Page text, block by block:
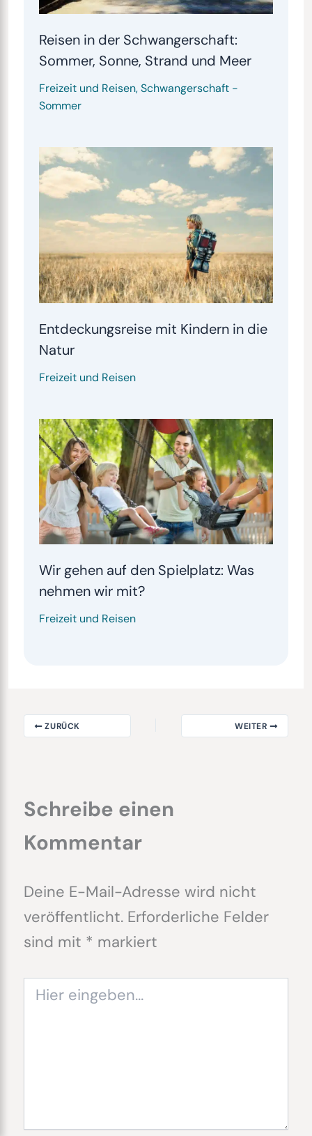
Reisen in der Schwangerschaft:
Sommer, Sonne, Strand und Meer
Freizeit und Reisen,Schwangerschaft-
Sommer
Entdeckungsreise mit Kindern in die
Natur
Freizeit und Reisen
Wir gehen auf den Spielplatz: Was
nehmen wir mit?
Freizeit und Reisen
ZURÜCK WEITER
Schreibe einen
Kommentar
Deine E-Mail-Adresse wird nicht
veröffentlicht. Erforderliche Felder
sind mit * markiert
eingeben…